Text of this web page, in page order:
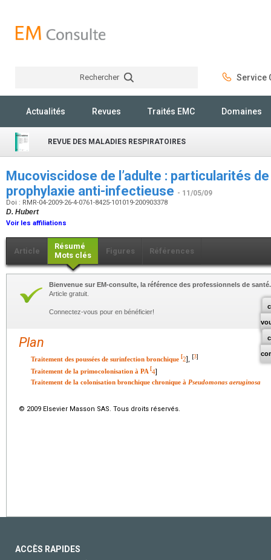
Rechercher Service
Actualités Revues Traités EMC Domaines
REVUE DES MALADIES RESPIRATOIRES
Mucoviscidose de l’adulte : particularités
prophylaxie anti-infectieuse - 11/05/09
Doi : RMR-04-2009-26-4-0761-8425-101019-200903378
D. Hubert
Voir les affiliations
Article
Résumé
Mots clés
Figures Références
Bienvenue sur EM-consulte, la référence des professionnels de santé.
Article gratuit.
Connectez-vous pour en bénéficier!
Plan
Traitement des poussées de surinfection bronchique [2], [3]
Traitement de la primocolonisation à PA 4]
Traitement de la colonisation bronchique chronique à Pseudomonas aeruginosa
© 2009 Elsevier Masson SAS. Tous droits réservés.
ACCÈS RAPIDES